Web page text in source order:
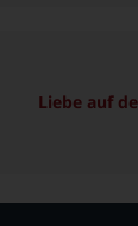
Liebe auf